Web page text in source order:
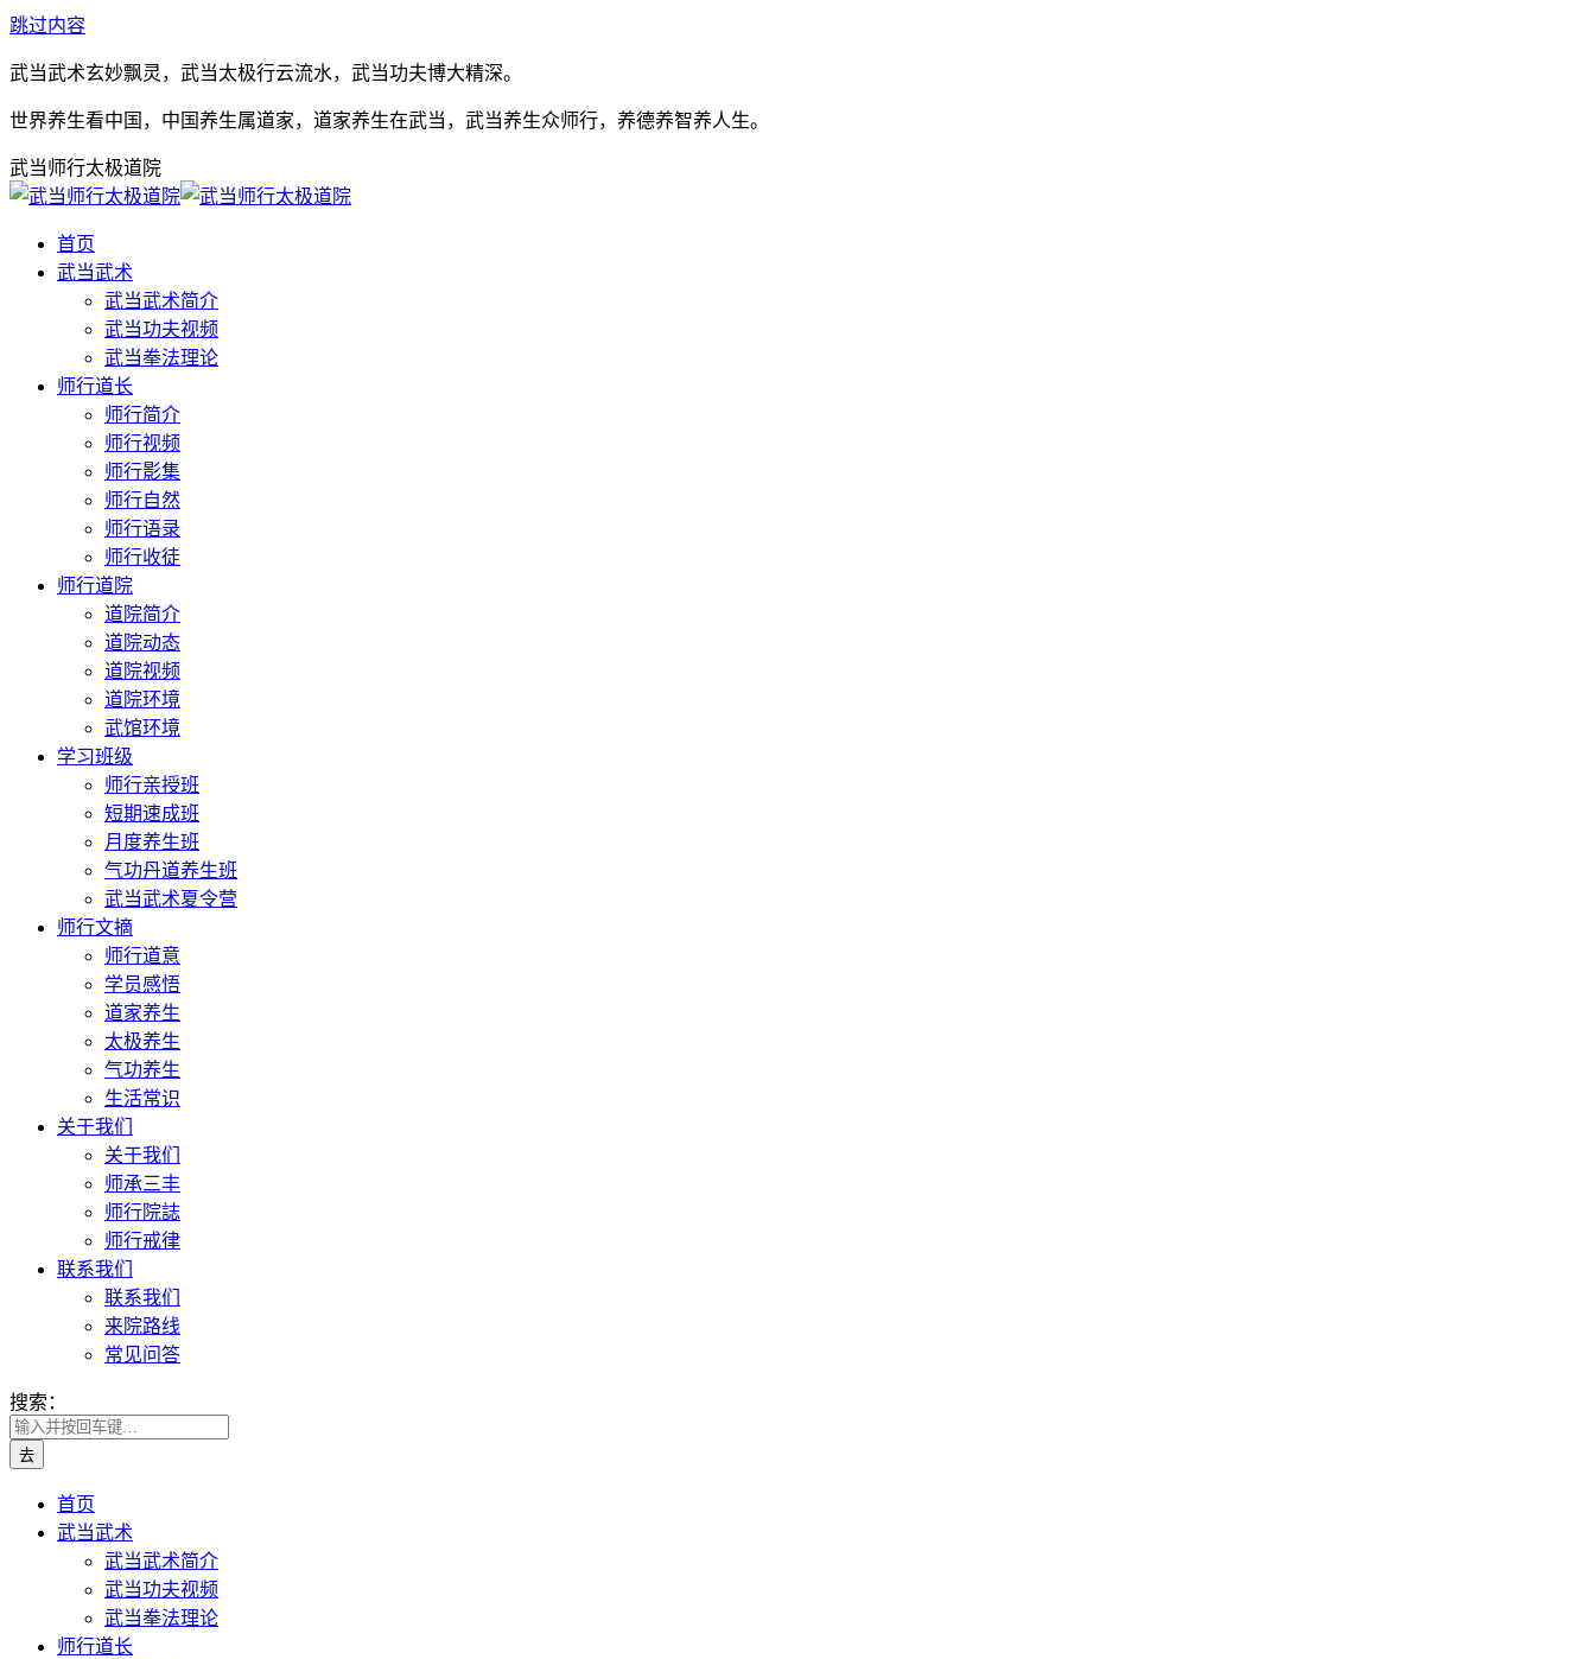
跳过内容
武当武术玄妙飘灵，武当太极行云流水，武当功夫博大精深。
世界养生看中国，中国养生属道家，道家养生在武当，武当养生众师行，养德养智养人生。
武当师行太极道院
首页
武当武术
武当武术简介
武当功夫视频
武当拳法理论
师行道长
师行简介
师行视频
师行影集
师行自然
师行语录
师行收徒
师行道院
道院简介
道院动态
道院视频
道院环境
武馆环境
学习班级
师行亲授班
短期速成班
月度养生班
气功丹道养生班
武当武术夏令营
师行文摘
师行道意
学员感悟
道家养生
太极养生
气功养生
生活常识
关于我们
关于我们
师承三丰
师行院誌
师行戒律
联系我们
联系我们
来院路线
常见问答
搜索：
首页
武当武术
武当武术简介
武当功夫视频
武当拳法理论
师行道长